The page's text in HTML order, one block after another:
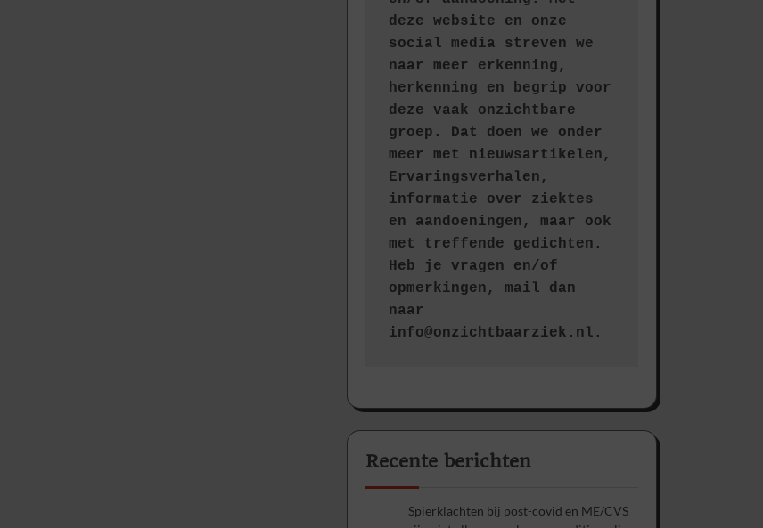
deze website en onze
social media streven we
naar meer erkenning,
herkenning en begrip voor
deze vaak onzichtbare
groep. Dat doen we onder
meer met nieuwsartikelen,
Ervaringsverhalen,
informatie over ziektes
en aandoeningen, maar ook
met treffende gedichten.
Heb je vragen en/of
opmerkingen, mail dan
naar
info@onzichtbaarziek.nl.
Recente berichten
Spierklachten bij post-covid en ME/CVS